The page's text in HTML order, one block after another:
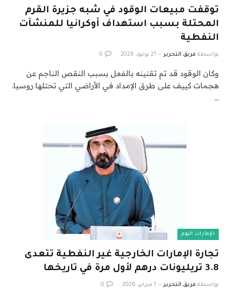
توقفت مبيعات الوقود في شبه جزيرة القرم
المحتلة بسبب استهداف أوكرانيا للمنشآت
النفطية
بواسطة فريق التحرير 21 يونيو، 2026 0
وكان الوقود قد تم تقنينه بالفعل بسبب النقص الناجم عن
هجمات كييف على طرق الإمداد في الأراضي التي تحتلها روسيا.
…
الإمارات اليوم
تجارة الإمارات الخارجية غير النفطية تتعدى
3.8 تريليونات درهم لأول مرة في تاريخها
بواسطة فريق التحرير 1 فبراير، 2026 0